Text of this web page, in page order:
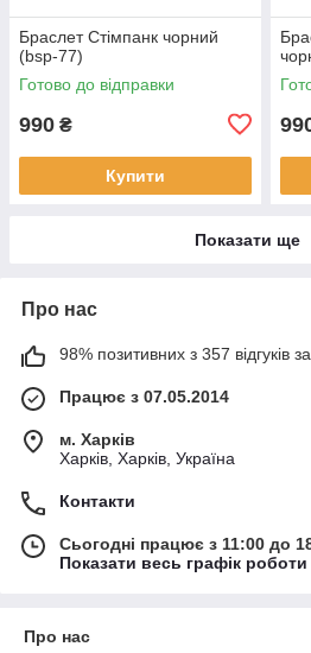
Браслет Стімпанк чорний
(bsp-77)
Готово до відправки
990 ₴
Купити
Показати ще
Про нас
98% позитивних з 357 відгуків за
Працює з 07.05.2014
м. Харків
Харків, Харків, Україна
Контакти
Сьогодні працює з 11:00 до
Показати весь графік роботи
Про нас